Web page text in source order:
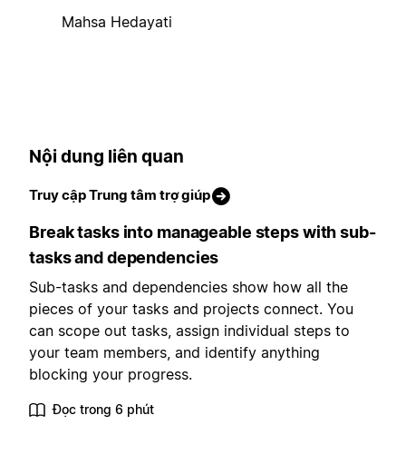
Mahsa Hedayati
Nội dung liên quan
Truy cập Trung tâm trợ giúp
Break tasks into manageable steps with sub-
tasks and dependencies
Sub-tasks and dependencies show how all the
pieces of your tasks and projects connect. You
can scope out tasks, assign individual steps to
your team members, and identify anything
blocking your progress.
Đọc trong 6 phút